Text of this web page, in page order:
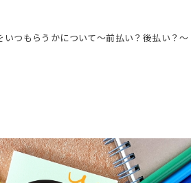
いつもらうかについて～前払い？後払い？～